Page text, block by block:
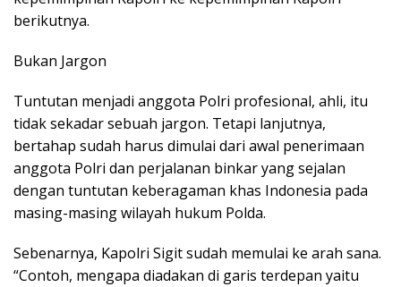
berikutnya.
Bukan Jargon
Tuntutan menjadi anggota Polri profesional, ahli, itu
tidak sekadar sebuah jargon. Tetapi lanjutnya,
bertahap sudah harus dimulai dari awal penerimaan
anggota Polri dan perjalanan binkar yang sejalan
dengan tuntutan keberagaman khas Indonesia pada
masing-masing wilayah hukum Polda.
Sebenarnya, Kapolri Sigit sudah memulai ke arah sana.
“Contoh, mengapa diadakan di garis terdepan yaitu